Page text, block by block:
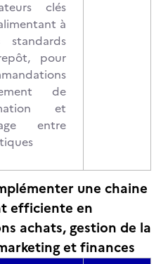
clés
à
standards
pour
de
et
entre
une chaine
efficiente en
achats, gestion de la
et finances